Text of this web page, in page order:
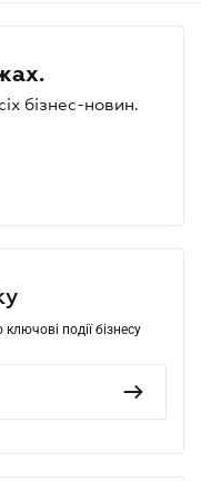
бізнес-новин.
події бізнесу